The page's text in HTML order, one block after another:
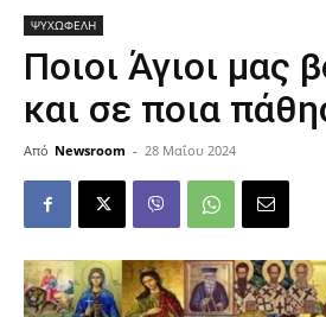
ΨΥΧΩΦΕΛΗ
Ποιοι Άγιοι μας
και σε ποια
Από Newsroom - 28 Μαΐου 2024